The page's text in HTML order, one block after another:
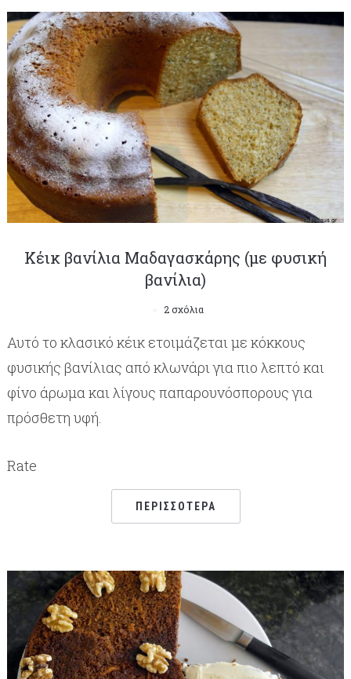
Κέικ βανίλια Μαδαγασκάρης (με φυσική
βανίλια)
2 σχόλια
Αυτό το κλασικό κέικ ετοιμάζεται με κόκκους
φυσικής βανίλιας από κλωνάρι για πιο λεπτό και
φίνο άρωμα και λίγους παπαρουνόσπορους για
πρόσθετη υφή.
Rate
ΠΕΡΙΣΣΌΤΕΡΑ